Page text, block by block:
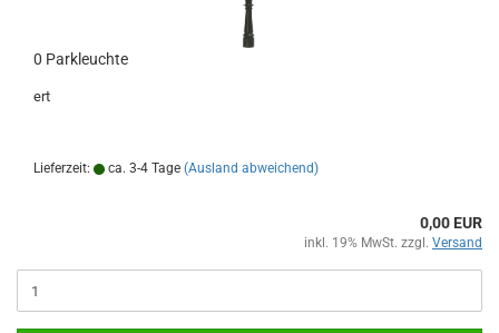
0 Parkleuchte
ert
Lieferzeit: ca. 3-4 Tage (Ausland abweichend)
0,00 EUR
inkl. 19% MwSt. zzgl. Versand